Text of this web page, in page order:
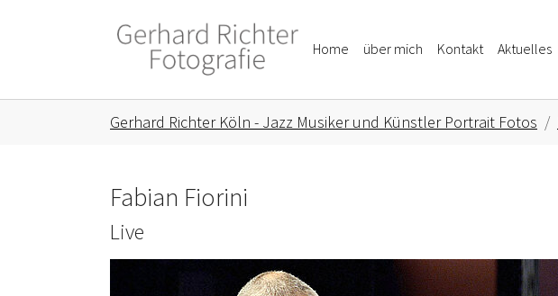
Home über mich Kontakt Aktuelles
Gerhard Richter Köln - Jazz Musiker und Künstler Portrait Fotos
Fabian Fiorini
Live
Show larger version for: